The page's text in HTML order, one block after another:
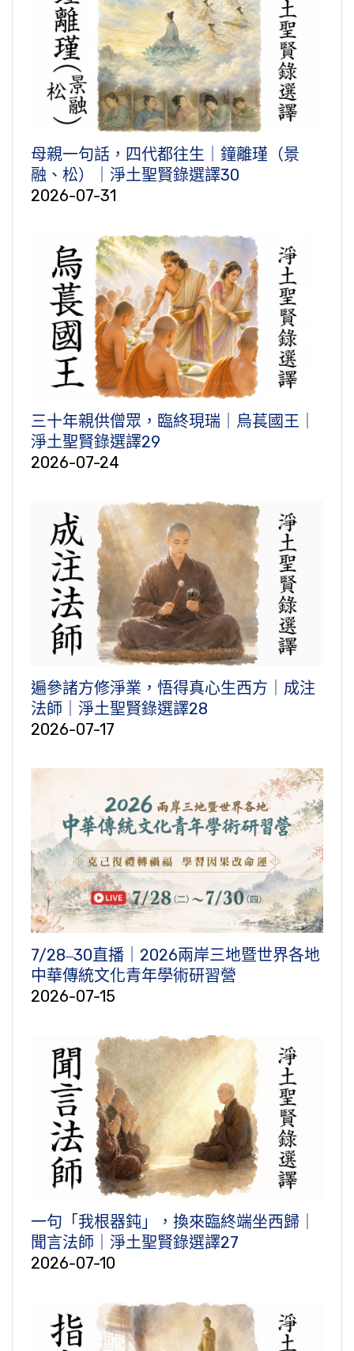
母親一句話，四代都往生｜鐘離瑾（景
融、松）｜淨土聖賢錄選譯30
2026-07-31
三十年親供僧眾，臨終現瑞｜烏萇國王｜
淨土聖賢錄選譯29
2026-07-24
遍參諸方修淨業，悟得真心生西方｜成注
法師｜淨土聖賢錄選譯28
2026-07-17
7/28‒30直播｜2026兩岸三地暨世界各地
中華傳統文化青年學術研習營
2026-07-15
一句「我根器鈍」，換來臨終端坐西歸｜
聞言法師｜淨土聖賢錄選譯27
2026-07-10